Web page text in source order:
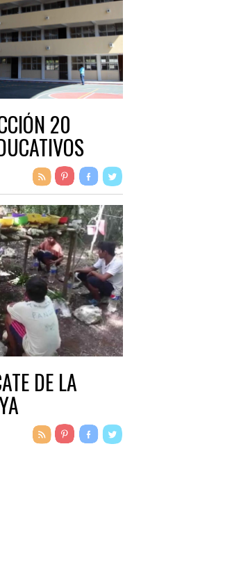
20
DE LA